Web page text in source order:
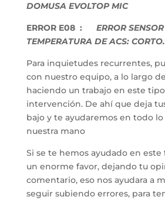
DOMUSA EVOLTOP MIC
ERROR E08 :
ERROR
TEMPERATURA DE ACS: CORTO.
Para inquietudes recurrentes,
con nuestro equipo, a lo largo
haciendo un trabajo en este
intervención. De ahí que deja
bajo y te ayudaremos en todo
nuestra mano
Si se te hemos ayudado en este
un enorme favor, dejando tu
comentario, eso nos ayudara a
seguir subiendo errores, para